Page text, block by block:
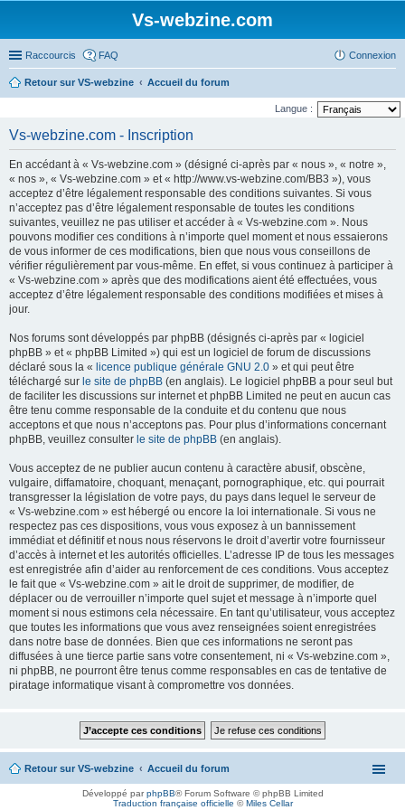
Vs-webzine.com
Raccourcis FAQ Connexion
Retour sur VS-webzine Accueil du forum
Langue :
Vs-webzine.com - Inscription
En accédant à « Vs-webzine.com » (désigné ci-après par « nous », « notre »,
« nos », « Vs-webzine.com » et « http://www.vs-webzine.com/BB3 »), vous
acceptez d’être légalement responsable des conditions suivantes. Si vous
n’acceptez pas d’être légalement responsable de toutes les conditions
suivantes, veuillez ne pas utiliser et accéder à « Vs-webzine.com ». Nous
pouvons modifier ces conditions à n’importe quel moment et nous essaierons
de vous informer de ces modifications, bien que nous vous conseillons de
vérifier régulièrement par vous-même. En effet, si vous continuez à participer à
« Vs-webzine.com » après que des modifications aient été effectuées, vous
acceptez d’être légalement responsable des conditions modifiées et mises à
jour.
Nos forums sont développés par phpBB (désignés ci-après par « logiciel
phpBB » et « phpBB Limited ») qui est un logiciel de forum de discussions
déclaré sous la « licence publique générale GNU 2.0 » et qui peut être
téléchargé sur le site de phpBB (en anglais). Le logiciel phpBB a pour seul but
de faciliter les discussions sur internet et phpBB Limited ne peut en aucun cas
être tenu comme responsable de la conduite et du contenu que nous
acceptons et que nous n’acceptons pas. Pour plus d’informations concernant
phpBB, veuillez consulter le site de phpBB (en anglais).
Vous acceptez de ne publier aucun contenu à caractère abusif, obscène,
vulgaire, diffamatoire, choquant, menaçant, pornographique, etc. qui pourrait
transgresser la législation de votre pays, du pays dans lequel le serveur de
« Vs-webzine.com » est hébergé ou encore la loi internationale. Si vous ne
respectez pas ces dispositions, vous vous exposez à un bannissement
immédiat et définitif et nous nous réservons le droit d’avertir votre fournisseur
d’accès à internet et les autorités officielles. L’adresse IP de tous les messages
est enregistrée afin d’aider au renforcement de ces conditions. Vous acceptez
le fait que « Vs-webzine.com » ait le droit de supprimer, de modifier, de
déplacer ou de verrouiller n’importe quel sujet et message à n’importe quel
moment si nous estimons cela nécessaire. En tant qu’utilisateur, vous acceptez
que toutes les informations que vous avez renseignées soient enregistrées
dans notre base de données. Bien que ces informations ne seront pas
diffusées à une tierce partie sans votre consentement, ni « Vs-webzine.com »,
ni phpBB, ne pourront être tenus comme responsables en cas de tentative de
piratage informatique visant à compromettre vos données.
Retour sur VS-webzine Accueil du forum
Développé parphpBB® Forum Software © phpBB Limited
Traduction française officielle ©Miles Cellar